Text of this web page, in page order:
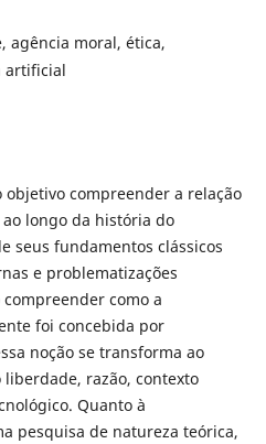
agência moral, ética,
artificial
compreender a relação
longo da história do
seus fundamentos clássicos
e problematizações
como a
foi concebida por
noção se transforma ao
razão, contexto
Quanto à
pesquisa de natureza teórica,